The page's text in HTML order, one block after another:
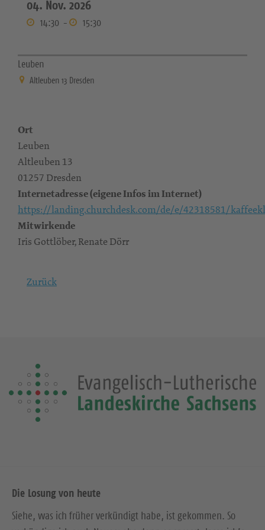
04. Nov. 2026
14:30 - 15:30
Leuben
Altleuben 13 Dresden
Ort
Leuben
Altleuben 13
01257 Dresden
Internetadresse (eigene Infos im Internet)
https://landing.churchdesk.com/de/e/42318581/
Mitwirkende
Iris Gottlöber, Renate Dörr
Zurück
Die Losung von heute
Siehe, was ich früher verkündigt habe, ist gekommen. So